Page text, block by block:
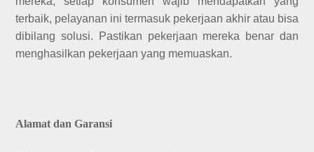
terbaik, pelayanan ini termasuk pekerjaan akhir atau bisa
dibilang solusi. Pastikan pekerjaan mereka benar dan
menghasilkan pekerjaan yang memuaskan.
Alamat dan Garansi